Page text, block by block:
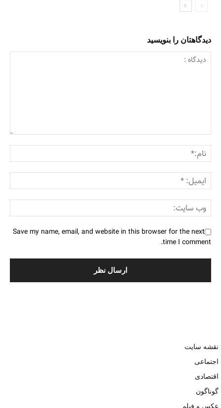
دیدگاهتان را بنویسید
Save my name, email, and website in this browser for the next
time I comment.
نقشه سایت
اجتماعی
اقتصادی
گوناگون
عکس و فیلم